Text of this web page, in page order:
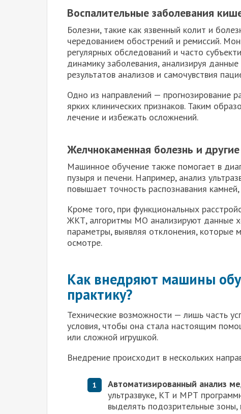
Воспалительные заболевания
Болезни, такие как язвенный колит и
чередованием обострений и ремиссий.
регулярных обследований и часто
динамику заболевания, анализируя
результатов анализов и самочувствия
Одно из направлений — прогнозирование
ярких клинических признаков. Таким
лечение и избежать осложнений.
Желчнокаменная болезнь и
Машинное обучение также помогает в
пузыря и печени. Например, анализ
повышает точность распознавания
Кроме того, при функциональных
ЖКТ, алгоритмы МО анализируют данные
параметры, выявляя отклонения, которые
осмотре.
Как внедряют машины
практику?
Технические возможности — лишь часть
условия, чтобы она стала настоящим
или сложной игрушкой.
Внедрение происходит в нескольких
Автоматизированный анализ
ультразвуке, КТ и МРТ
выделять подозрительные